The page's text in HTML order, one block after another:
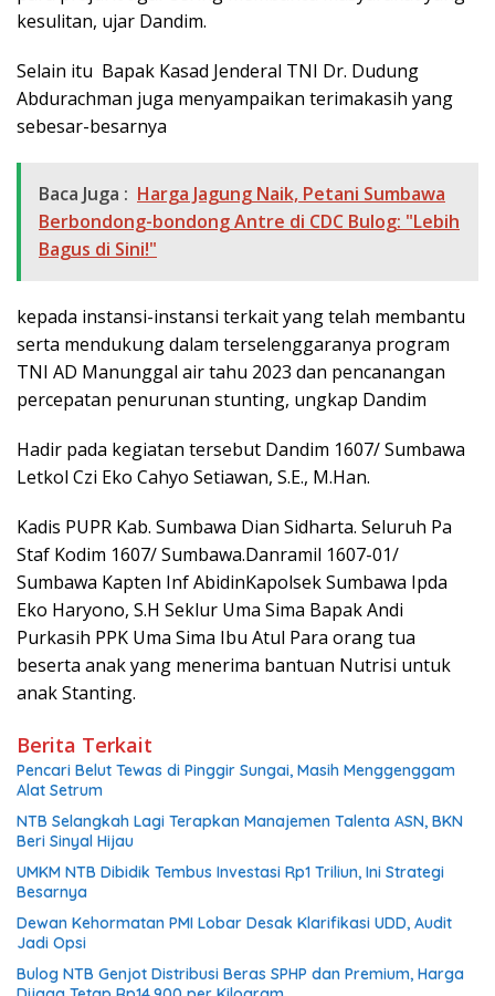
kesulitan, ujar Dandim.
Selain itu Bapak Kasad Jenderal TNI Dr. Dudung
Abdurachman juga menyampaikan terimakasih yang
sebesar-besarnya
Baca Juga : Harga Jagung Naik, Petani Sumbawa
Berbondong-bondong Antre di CDC Bulog: "Lebih
Bagus di Sini!"
kepada instansi-instansi terkait yang telah membantu
serta mendukung dalam terselenggaranya program
TNI AD Manunggal air tahu 2023 dan pencanangan
percepatan penurunan stunting, ungkap Dandim
Hadir pada kegiatan tersebut Dandim 1607/ Sumbawa
Letkol Czi Eko Cahyo Setiawan, S.E., M.Han.
Kadis PUPR Kab. Sumbawa Dian Sidharta. Seluruh Pa
Staf Kodim 1607/ Sumbawa.Danramil 1607-01/
Sumbawa Kapten Inf AbidinKapolsek Sumbawa Ipda
Eko Haryono, S.H Seklur Uma Sima Bapak Andi
Purkasih PPK Uma Sima Ibu Atul Para orang tua
beserta anak yang menerima bantuan Nutrisi untuk
anak Stanting.
Berita Terkait
Pencari Belut Tewas di Pinggir Sungai, Masih Menggenggam
Alat Setrum
NTB Selangkah Lagi Terapkan Manajemen Talenta ASN, BKN
Beri Sinyal Hijau
UMKM NTB Dibidik Tembus Investasi Rp1 Triliun, Ini Strategi
Besarnya
Dewan Kehormatan PMI Lobar Desak Klarifikasi UDD, Audit
Jadi Opsi
Bulog NTB Genjot Distribusi Beras SPHP dan Premium, Harga